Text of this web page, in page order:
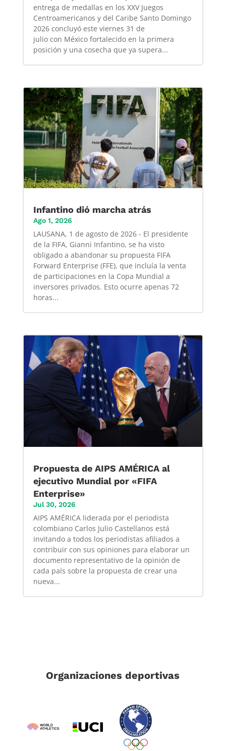
entrega de medallas en los XXV Juegos
Centroamericanos y del Caribe Santo Domingo
2026 concluyó este viernes 31 de
julio con México fortalecido en la primera
posición y una cosecha que ya supera...
Infantino dió marcha atrás
Ago 1, 2026
LAUSANA, 1 de agosto de 2026 - El presidente
de la FIFA, Gianni Infantino, se ha visto
obligado a abandonar su propuesta FIFA
Forward Enterprise (FFE), que incluía la venta
de participaciones en la Copa Mundial a
inversores privados. Esto ocurre apenas 72
horas...
Propuesta de AIPS AMÉRICA al
ejecutivo Mundial por «FIFA
Enterprise»
Jul 30, 2026
AIPS AMÉRICA liderada por el periodista
colombiano Carlos Julio Castellanos está
invitando a todos los periodistas afiliados a
contribuir con sus opiniones para elaborar un
documento representativo de la opinión de
cada país sobre la propuesta de crear una
nueva...
Organizaciones deportivas